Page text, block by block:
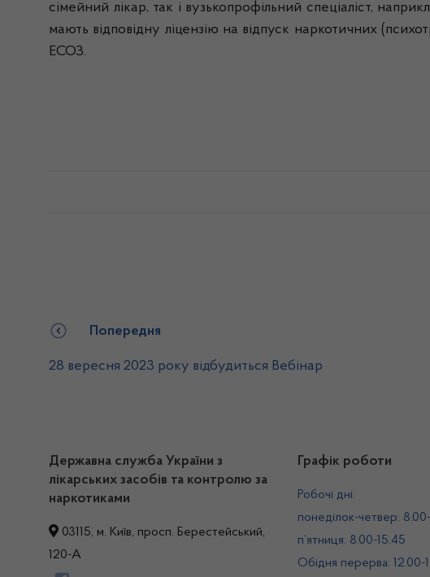
сімейний лікар, так і вузькопрофільний спеціаліст,
мають відповідну ліцензію на відпуск наркотичних
ЕСОЗ.
Попередня
28 вересня 2023 року відбудиться Вебінар
Державна служба України з
лікарських засобів та контролю за
наркотиками
03115, м. Київ, просп. Берестейський,
120-А
Графік роботи
Робочі дні:
понеділок-четвер:
п’ятниця: 8.00-15.45
Обідня перерва: 12.00-